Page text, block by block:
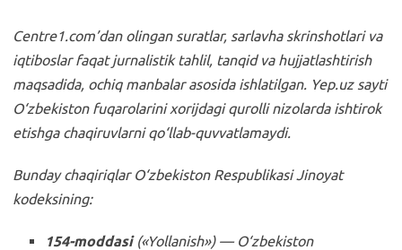
Centre1.com’dan olingan suratlar, sarlavha skrinshotlari va
iqtiboslar faqat jurnalistik tahlil, tanqid va hujjatlashtirish
maqsadida, ochiq manbalar asosida ishlatilgan. Yep.uz sayti
O‘zbekiston fuqarolarini xorijdagi qurolli nizolarda ishtirok
etishga chaqiruvlarni qo‘llab-quvvatlamaydi.
Bunday chaqiriqlar O‘zbekiston Respublikasi Jinoyat
kodeksining:
154-moddasi(«Yollanish») — O‘zbekiston